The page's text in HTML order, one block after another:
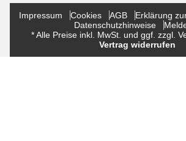
Impressum Cookies AGB
Erklärung
Datenschutzhinweise
* Alle Preise inkl. MwSt. und ggf. zzgl.
Vertrag widerrufen